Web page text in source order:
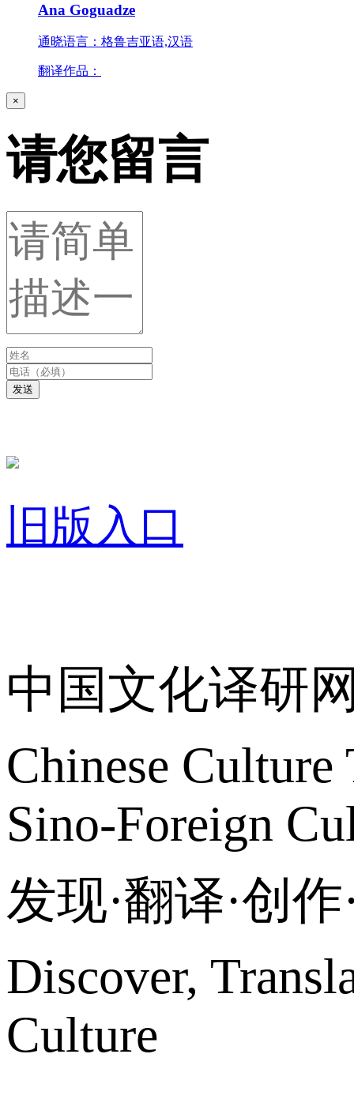
Ana Goguadze
通晓语言：格鲁吉亚语,汉语
翻译作品：
×
请您留言
发送
旧版入口
中国文化译研
Chinese
Sino-Foreign
发现·翻译·创
Discover,
Culture